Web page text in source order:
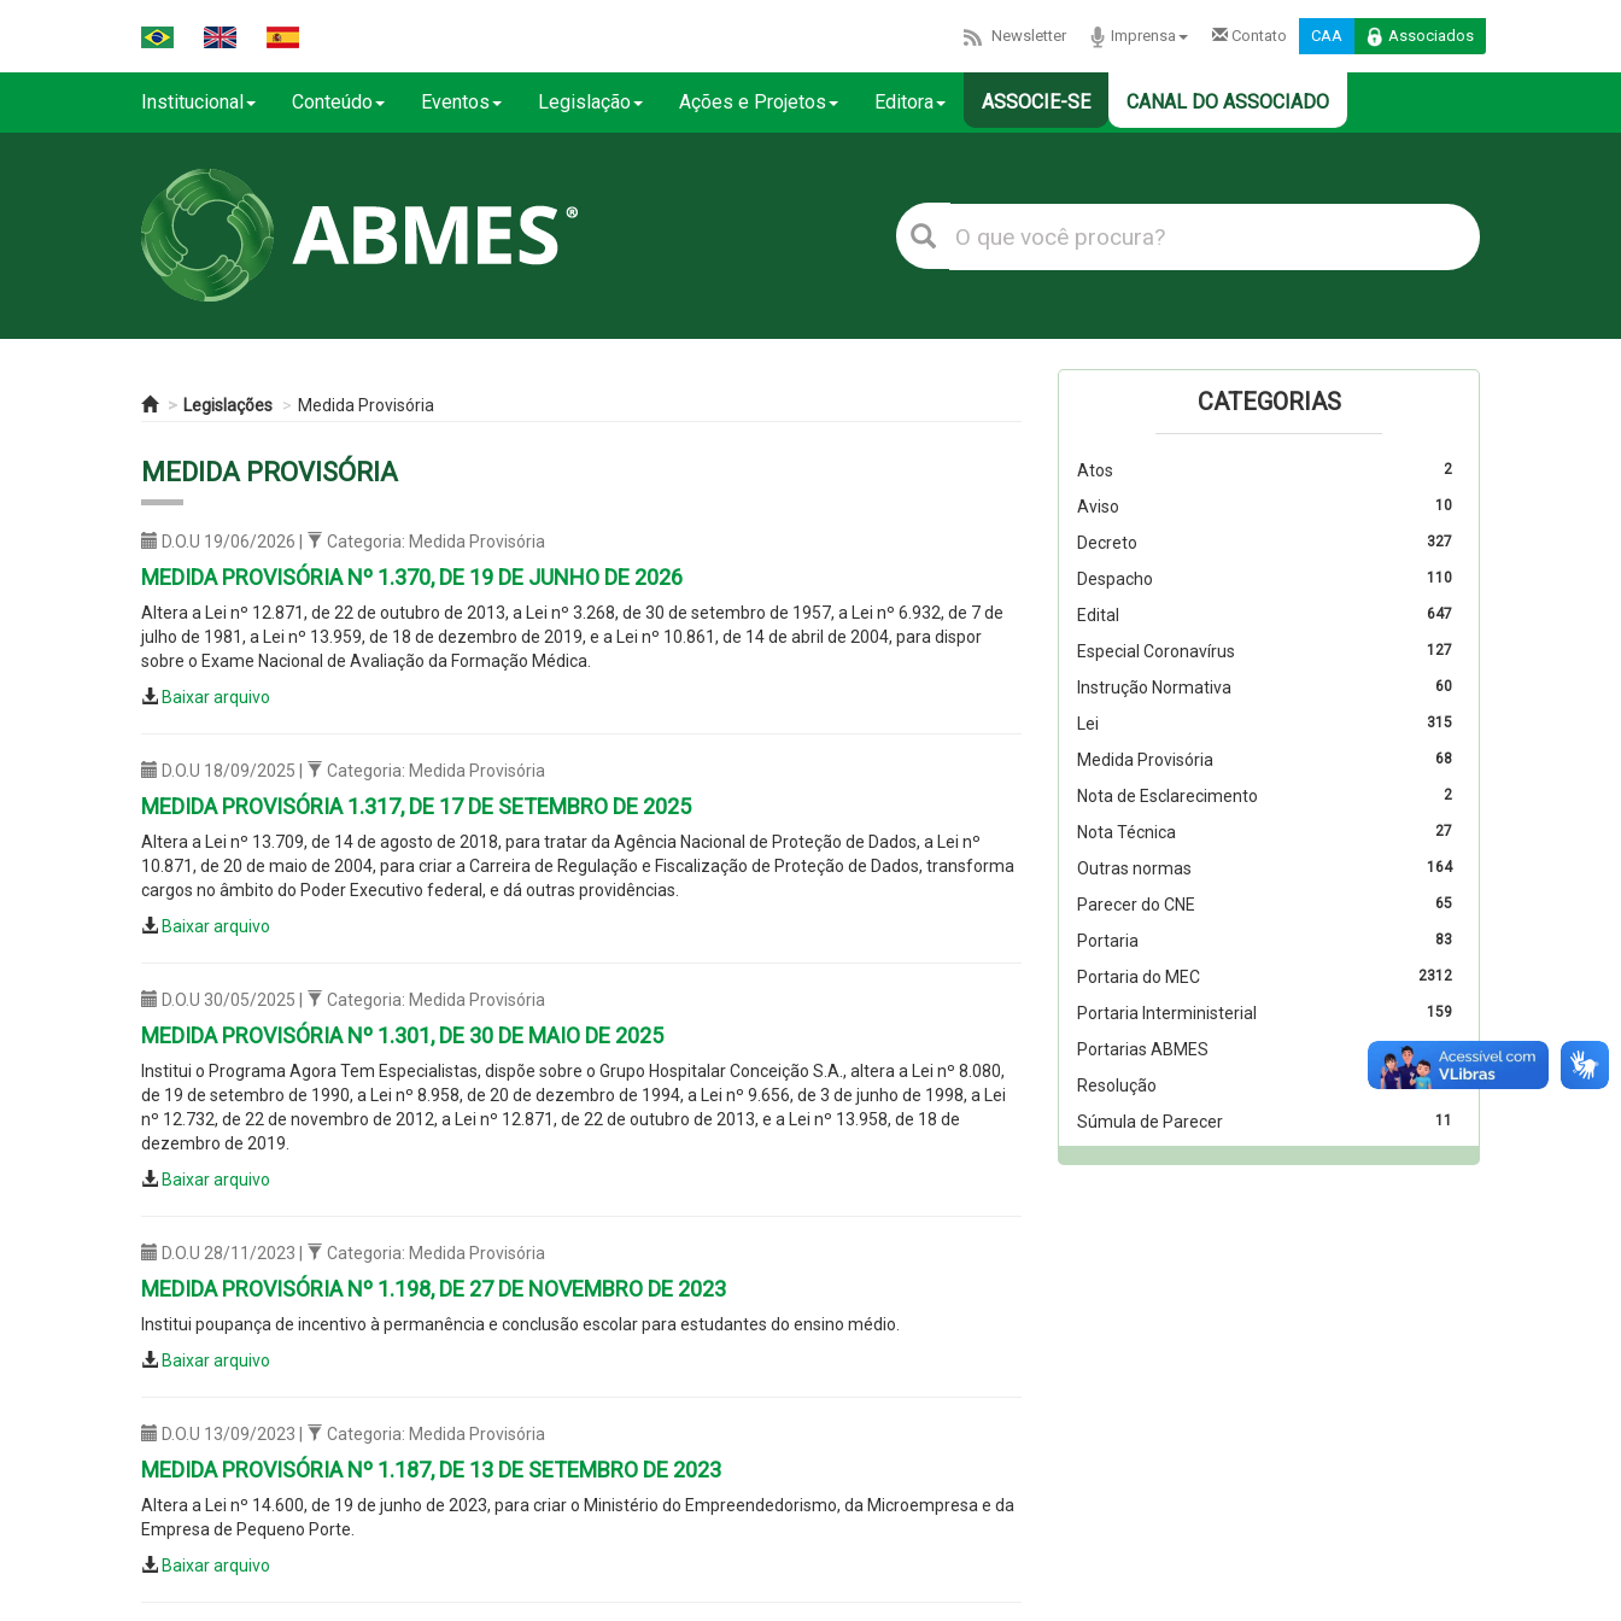
Newsletter Imprensa Contato CAA Associados
Institucional Conteúdo Eventos Legislação Ações e Projetos Editora ASSOCIE-SE CANAL DO ASSOCIADO
Legislações Medida Provisória
MEDIDA PROVISÓRIA
D.O.U 19/06/2026 | Categoria: Medida Provisória
MEDIDA PROVISÓRIA Nº 1.370, DE 19 DE JUNHO DE 2026
Altera a Lei nº 12.871, de 22 de outubro de 2013, a Lei nº 3.268, de 30 de setembro de 1957, a Lei nº 6.932, de 7 de
julho de 1981, a Lei nº 13.959, de 18 de dezembro de 2019, e a Lei nº 10.861, de 14 de abril de 2004, para dispor
sobre o Exame Nacional de Avaliação da Formação Médica.
Baixar arquivo
D.O.U 18/09/2025 | Categoria: Medida Provisória
MEDIDA PROVISÓRIA 1.317, DE 17 DE SETEMBRO DE 2025
Altera a Lei nº 13.709, de 14 de agosto de 2018, para tratar da Agência Nacional de Proteção de Dados, a Lei nº
10.871, de 20 de maio de 2004, para criar a Carreira de Regulação e Fiscalização de Proteção de Dados, transforma
cargos no âmbito do Poder Executivo federal, e dá outras providências.
Baixar arquivo
D.O.U 30/05/2025 | Categoria: Medida Provisória
MEDIDA PROVISÓRIA Nº 1.301, DE 30 DE MAIO DE 2025
Institui o Programa Agora Tem Especialistas, dispõe sobre o Grupo Hospitalar Conceição S.A., altera a Lei nº 8.080,
de 19 de setembro de 1990, a Lei nº 8.958, de 20 de dezembro de 1994, a Lei nº 9.656, de 3 de junho de 1998, a Lei
nº 12.732, de 22 de novembro de 2012, a Lei nº 12.871, de 22 de outubro de 2013, e a Lei nº 13.958, de 18 de
dezembro de 2019.
Baixar arquivo
D.O.U 28/11/2023 | Categoria: Medida Provisória
MEDIDA PROVISÓRIA Nº 1.198, DE 27 DE NOVEMBRO DE 2023
Institui poupança de incentivo à permanência e conclusão escolar para estudantes do ensino médio.
Baixar arquivo
D.O.U 13/09/2023 | Categoria: Medida Provisória
MEDIDA PROVISÓRIA Nº 1.187, DE 13 DE SETEMBRO DE 2023
Altera a Lei nº 14.600, de 19 de junho de 2023, para criar o Ministério do Empreendedorismo, da Microempresa e da
Empresa de Pequeno Porte.
Baixar arquivo
CATEGORIAS
2
Atos
10
Aviso
327
Decreto
110
Despacho
647
Edital
127
Especial Coronavírus
60
Instrução Normativa
315
Lei
68
Medida Provisória
2
Nota de Esclarecimento
27
Nota Técnica
164
Outras normas
65
Parecer do CNE
83
Portaria
2312
Portaria do MEC
159
Portaria Interministerial
1
Portarias ABMES
912
Resolução
11
Súmula de Parecer